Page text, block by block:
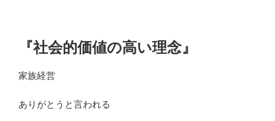
『社会的価値の高い理念』
家族経営
ありがとうと言われる